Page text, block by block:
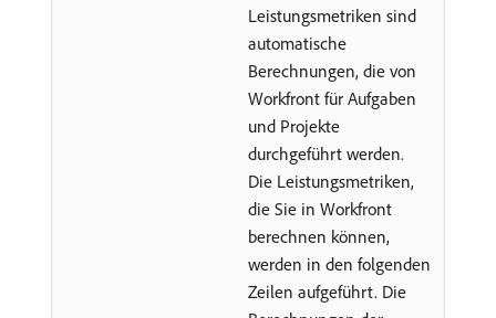
Leistungsmetriken sind
automatische
Berechnungen, die von
Workfront für Aufgaben
und Projekte
durchgeführt werden.
Die Leistungsmetriken,
die Sie in Workfront
berechnen können,
werden in den folgenden
Zeilen aufgeführt. Die